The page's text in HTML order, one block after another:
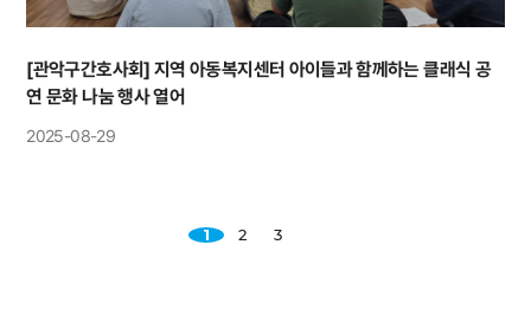
[관악구간호사회] 지역 아동복지센터 아이들과 함께하는 클래식 공
연 문화 나눔 행사 열어
2025-08-29
1 2 3